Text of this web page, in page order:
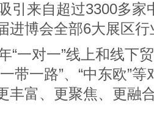
引来自超过3300多
进博会全部6大展区行
“一对一”线上和线下
带一路”、“中东欧”
丰富、更聚焦、更融